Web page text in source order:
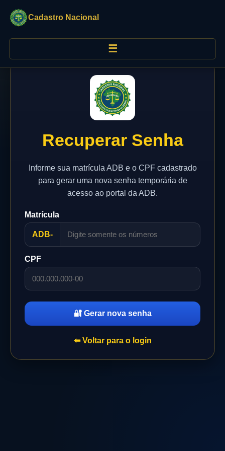
Cadastro Nacional
☰
Recuperar Senha
Informe sua matrícula ADB e o CPF cadastrado
para gerar uma nova senha temporária de
acesso ao portal da ADB.
Matrícula
ADB-
CPF
🔐 Gerar nova senha
⬅ Voltar para o login